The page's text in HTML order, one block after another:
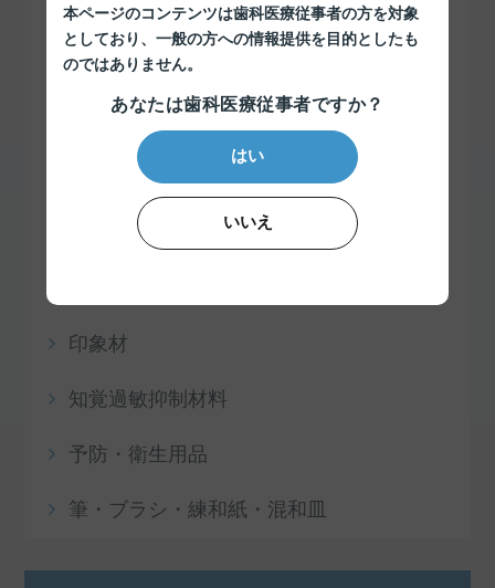
コンポジットレジン
ボンディング材
セメント・接着材
リベース・リライニング材
印象材
知覚過敏抑制材料
予防・衛生用品
筆・ブラシ・練和紙・混和皿
本ページのコンテンツは歯科医療従事者の方を対象
としており、 一般の方への情報提供を目的としたも
のではありません。
あなたは歯科医療従事者ですか？
はい
いいえ